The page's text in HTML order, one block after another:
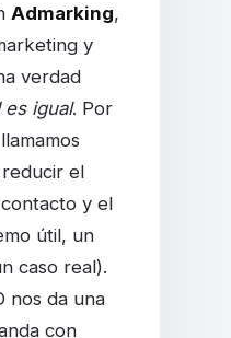
Admarking,
y
verdad
es igual. Por
el
y el
útil, un
caso real).
nos da una
con